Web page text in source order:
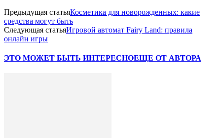
Предыдущая статьяКосметика для новорожденных: какие
средства могут быть
Следующая статьяИгровой автомат Fairy Land: правила
онлайн игры
ЭТО МОЖЕТ БЫТЬ ИНТЕРЕСНОЕЩЕ ОТ АВТОРА